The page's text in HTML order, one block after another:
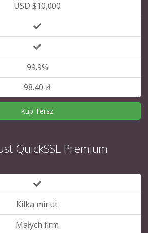
USD $10,000
99.9%
98.40 zł
Kup Teraz
QuickSSL Premium
Kilka minut
Małych firm